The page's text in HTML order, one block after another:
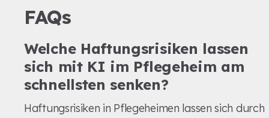
FAQs
Welche Haftungsrisiken lassen
sich mit KI im Pflegeheim am
schnellsten senken?
Haftungsrisiken in Pflegeheimen lassen sich durch